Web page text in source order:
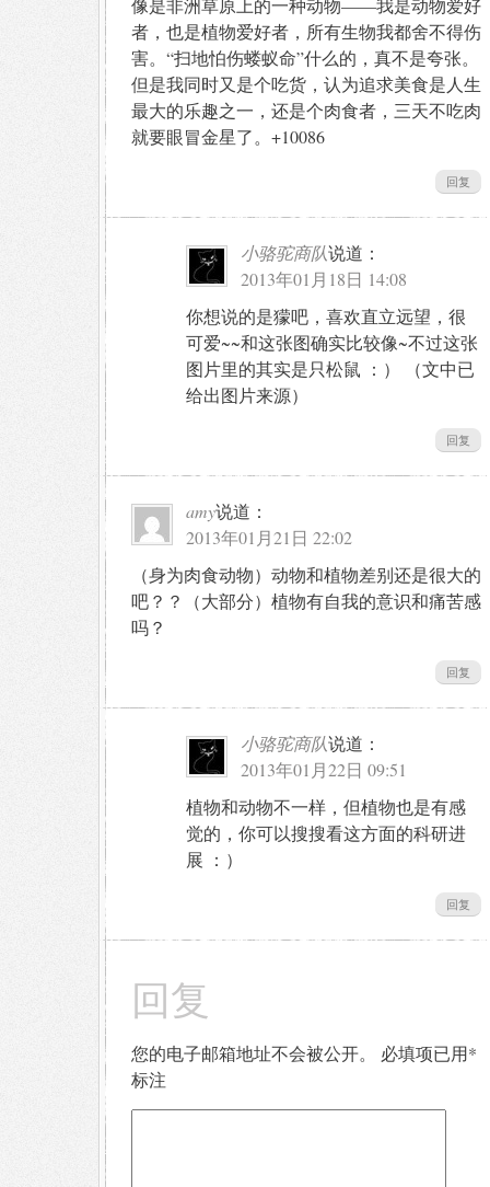
像是非洲草原上的一种动物——我是动物爱好
者，也是植物爱好者，所有生物我都舍不得伤
害。“扫地怕伤蝼蚁命”什么的，真不是夸张。
但是我同时又是个吃货，认为追求美食是人生
最大的乐趣之一，还是个肉食者，三天不吃肉
就要眼冒金星了。+10086
回复
小骆驼商队说道：
2013年01月18日 14:08
你想说的是獴吧，喜欢直立远望，很
可爱~~和这张图确实比较像~不过这张
图片里的其实是只松鼠 ：） （文中已
给出图片来源）
回复
amy说道：
2013年01月21日 22:02
（身为肉食动物）动物和植物差别还是很大的
吧？？（大部分）植物有自我的意识和痛苦感
吗？
回复
小骆驼商队说道：
2013年01月22日 09:51
植物和动物不一样，但植物也是有感
觉的，你可以搜搜看这方面的科研进
展 ：）
回复
回复
您的电子邮箱地址不会被公开。 必填项已用*
标注